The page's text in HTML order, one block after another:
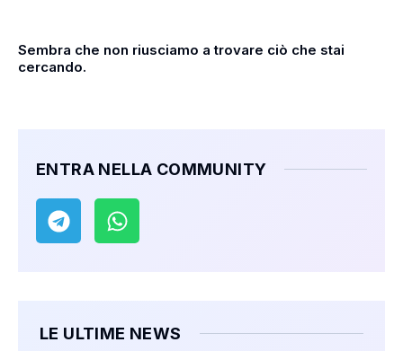
Sembra che non riusciamo a trovare ciò che stai
cercando.
ENTRA NELLA COMMUNITY
LE ULTIME NEWS